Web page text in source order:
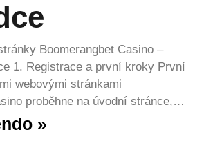
Boomerangbet Casino –
1. Registrace a první kroky První
webovými stránkami
proběhne na úvodní stránce,…
»